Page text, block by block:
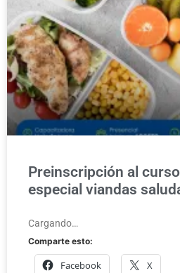
Preinscripción al
especial viandas
Cargando…
Comparte esto:
Facebook X